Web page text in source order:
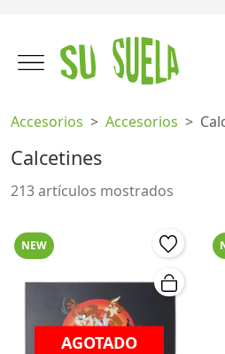
Accesorios Accesorios
Calcetines
213 artículos mostrados
NEW
AGOTADO